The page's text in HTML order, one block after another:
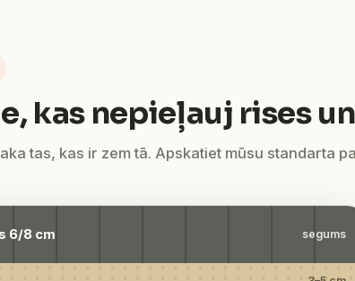
kas nepieļauj rises
tas, kas ir zem tā. Apskatiet mūsu standarta
6/8 cm segums